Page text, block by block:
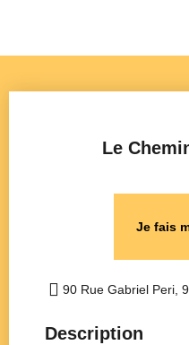
Le
Je fais
90 Rue Gabriel Peri,
Description